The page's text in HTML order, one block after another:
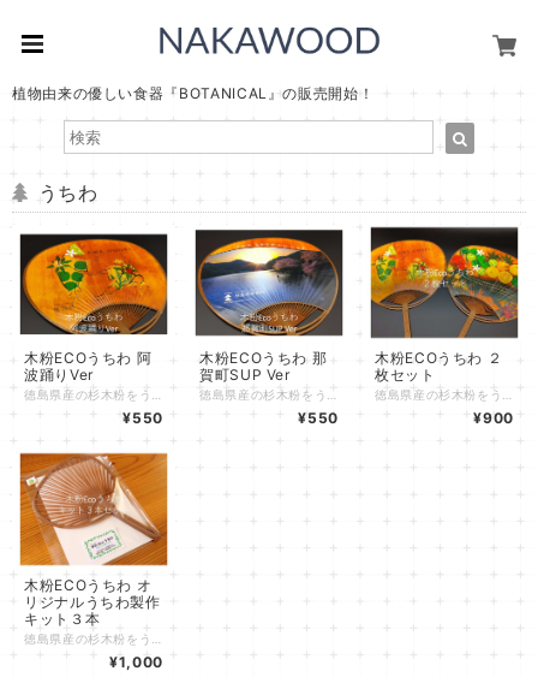
植物由来の優しい食器『BOTANICAL』の販売開始！
うちわ
木粉ECOうちわ 阿
波踊りVer
¥550
木粉ECOうちわ 那
賀町SUP Ver
¥550
木粉ECOうちわ ２
枚セット
¥900
木粉ECOうちわ オ
リジナルうちわ製作
キット３本
¥1,000